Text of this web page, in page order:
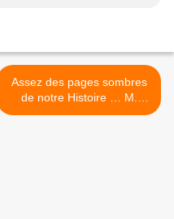
Assez des pages sombres
de notre Histoire … M.
Macron ! >